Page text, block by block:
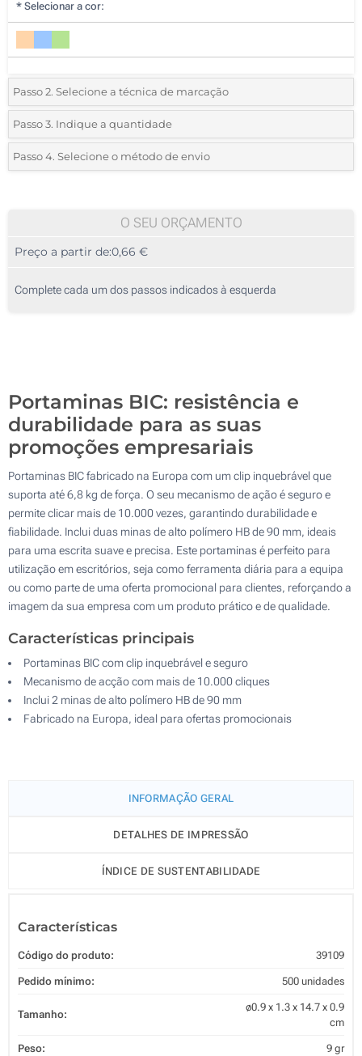
* Selecionar a cor:
Passo 2. Selecione a técnica de marcação
*Selecione o tipo de marcação e as cores do logotipo:
1 Cor (No corpo)
Passo 3. Indique a quantidade
*Quantidade mínima:500
1000
2500
Passo 4. Selecione o método de envio
O SEU ORÇAMENTO
Preço a partir de:0,66 €
Complete cada um dos passos indicados à esquerda
Portaminas BIC: resistência e
durabilidade para as suas
promoções empresariais
Portaminas BIC fabricado na Europa com um clip inquebrável que
suporta até 6,8 kg de força. O seu mecanismo de ação é seguro e
permite clicar mais de 10.000 vezes, garantindo durabilidade e
fiabilidade. Inclui duas minas de alto polímero HB de 90 mm, ideais
para uma escrita suave e precisa. Este portaminas é perfeito para
utilização em escritórios, seja como ferramenta diária para a equipa
ou como parte de uma oferta promocional para clientes, reforçando a
imagem da sua empresa com um produto prático e de qualidade.
Características principais
Portaminas BIC com clip inquebrável e seguro
Mecanismo de acção com mais de 10.000 cliques
Inclui 2 minas de alto polímero HB de 90 mm
Fabricado na Europa, ideal para ofertas promocionais
INFORMAÇÃO GERAL
DETALHES DE IMPRESSÃO
ÍNDICE DE SUSTENTABILIDADE
Características
Código do produto: 39109
Pedido mínimo: 500 unidades
Tamanho:
ø0.9 x 1.3 x 14.7 x 0.9
cm
Peso: 9 gr